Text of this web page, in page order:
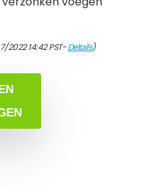
2022 14:42 PST-Details)